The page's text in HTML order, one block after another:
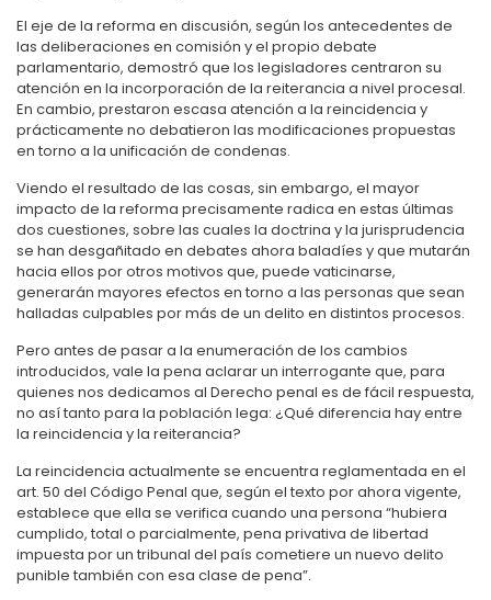
El eje de la reforma en discusión, según los antecedentes de
las deliberaciones en comisión y el propio debate
parlamentario, demostró que los legisladores centraron su
atención en la incorporación de la reiterancia a nivel procesal.
En cambio, prestaron escasa atención a la reincidencia y
prácticamente no debatieron las modificaciones propuestas
en torno a la unificación de condenas.
Viendo el resultado de las cosas, sin embargo, el mayor
impacto de la reforma precisamente radica en estas últimas
dos cuestiones, sobre las cuales la doctrina y la jurisprudencia
se han desgañitado en debates ahora baladíes y que mutarán
hacia ellos por otros motivos que, puede vaticinarse,
generarán mayores efectos en torno a las personas que sean
halladas culpables por más de un delito en distintos procesos.
Pero antes de pasar a la enumeración de los cambios
introducidos, vale la pena aclarar un interrogante que, para
quienes nos dedicamos al Derecho penal es de fácil respuesta,
no así tanto para la población lega: ¿Qué diferencia hay entre
la reincidencia y la reiterancia?
La reincidencia actualmente se encuentra reglamentada en el
art. 50 del Código Penal que, según el texto por ahora vigente,
establece que ella se verifica cuando una persona “hubiera
cumplido, total o parcialmente, pena privativa de libertad
impuesta por un tribunal del país cometiere un nuevo delito
punible también con esa clase de pena”.